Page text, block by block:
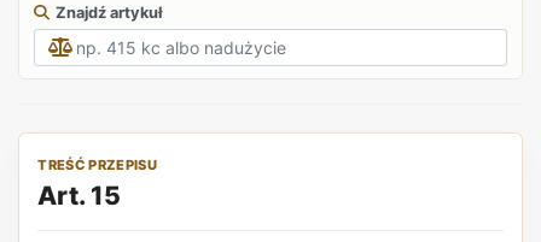
Znajdź artykuł
TREŚĆ PRZEPISU
Art. 15